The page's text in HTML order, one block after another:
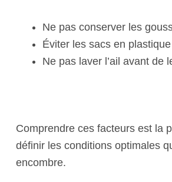
Ne pas conserver les
Éviter les sacs en
Ne pas laver l’ail avant de
Comprendre ces facteurs est la
définir les conditions optimales
encombre.